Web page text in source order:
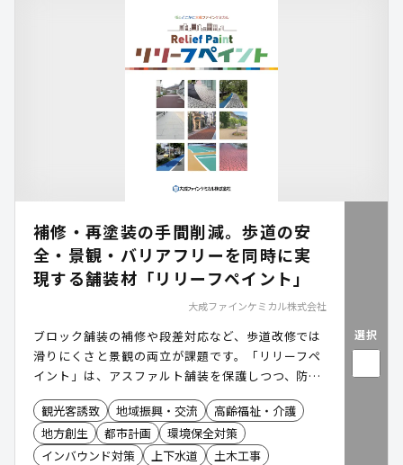
補修・再塗装の手間削減。歩道の安
全・景観・バリアフリーを同時に実
現する舗装材「リリーフペイント」
大成ファインケミカル株式会社
ブロック舗装の補修や段差対応など、歩道改修では
滑りにくさと景観の両立が課題です。「リリーフペ
イント」は、アスファルト舗装を保護しつつ、防滑
性とデザイン性を短工期で実現する舗装工法。高い
耐候性とほとんど段差のない仕上げで転倒リスクと
維持コストを同時に軽減します。公園・歩道・公共
施設など、幅広い場所で導入が進む安全で美しい舗
観光客誘致 地域振興・交流
高齢福祉・介護
地方創生
都市計画
環境保全対策
インバウンド対策
上下水道
土木工事
選択